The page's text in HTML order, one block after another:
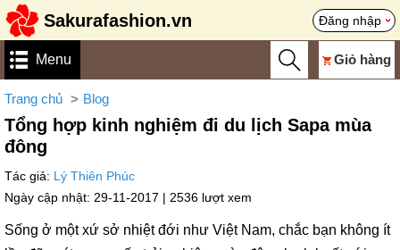
Sakurafashion.vn Đăng nhập
Menu Giỏ hàng
Trang chủ Blog
Tổng hợp kinh nghiệm đi du lịch Sapa mùa
đông
Tác giả: Lý Thiên Phúc
Ngày cập nhật: 29-11-2017 | 2536 lượt xem
Sống ở một xứ sở nhiệt đới như Việt Nam, chắc bạn không ít